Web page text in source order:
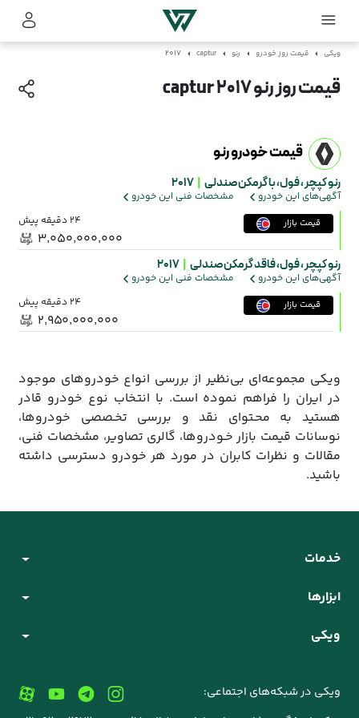
ویکی قیمت روز خودرو رنو captur
2017
قیمت روز رنو captur 2017
قیمت خودرو رنو
رنو کپچر ،فول، با گرمکن صندلی 2017
آگهی‌های این خودرو مشخصات فنی این خودرو
قیمت بازار 24 دقیقه پیش
۳٬۰۵۰٬۰۰۰٬۰۰۰
رنو کپچر ،فول، فاقد گرمکن صندلی 2017
آگهی‌های این خودرو مشخصات فنی این خودرو
قیمت بازار 24 دقیقه پیش
۲٬۹۵۰٬۰۰۰٬۰۰۰
ویکی مجموعه‌ای بی‌نظیر از بررسی انواع خودروهای موجود
در ایران را فراهم نموده است. با انتخاب نوع خودرو قادر
هستید به محـتوای نقد و بررسی تخـصصی خودروها،
نوسانات قیمت بازار خـودروها، گالری تصاویر، مشخصات فنی،
مقالات و نظرات کابران در مورد هر خودرو دسترسی داشته
باشید.
خدمات
ابزارها
ویکی
ویکی در شبکه‌های اجتماعی: